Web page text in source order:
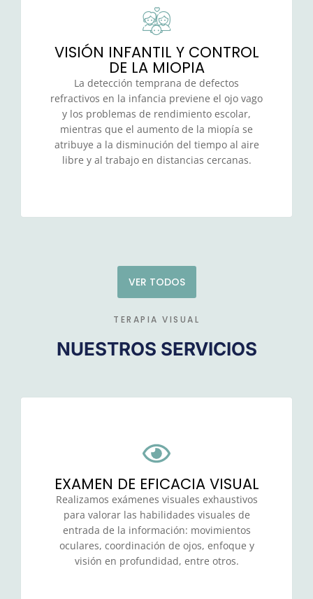
VISIÓN INFANTIL Y CONTROL
DE LA MIOPIA
La detección temprana de defectos
refractivos en la infancia previene el ojo vago
y los problemas de rendimiento escolar,
mientras que el aumento de la miopía se
atribuye a la disminución del tiempo al aire
libre y al trabajo en distancias cercanas.
VER TODOS
TERAPIA VISUAL
NUESTROS SERVICIOS
EXAMEN DE EFICACIA VISUAL
Realizamos exámenes visuales exhaustivos
para valorar las habilidades visuales de
entrada de la información: movimientos
oculares, coordinación de ojos, enfoque y
visión en profundidad, entre otros.